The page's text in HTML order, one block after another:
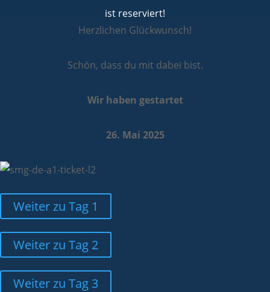
ist reserviert!
Herzlichen Glückwunsch!
Schön, dass du mit dabei bist.
Wir haben gestartet
26. Mai 2025
Weiter zu Tag 1
Weiter zu Tag 2
Weiter zu Tag 3